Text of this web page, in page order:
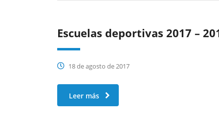
Escuelas deportivas 2017 –
18 de agosto de 2017
Leer más